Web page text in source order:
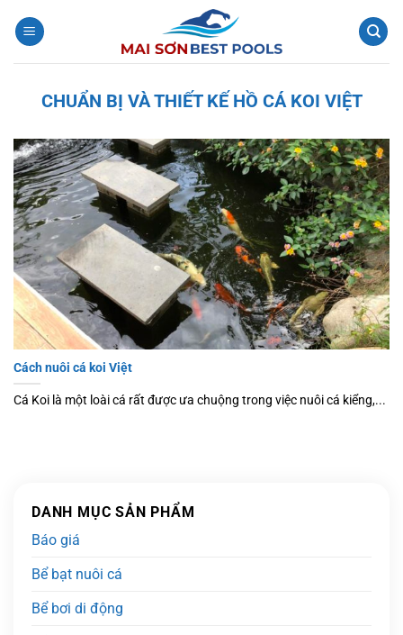
qua
CHUẨN BỊ VÀ THIẾT KẾ HỒ CÁ KOI VIỆT
Cách nuôi cá koi Việt
Cá Koi là một loài cá rất được ưa chuộng trong việc nuôi cá kiểng,...
DANH MỤC SẢN PHẨM
Báo giá
Bể bạt nuôi cá
Bể bơi di động